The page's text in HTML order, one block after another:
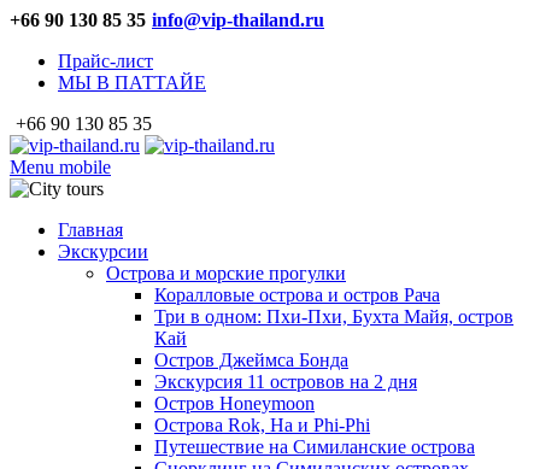
+66 90 130 85 35 info@vip-thailand.ru
Прайс-лист
МЫ В ПАТТАЙЕ
+66 90 130 85 35
Menu mobile
Главная
Экскурсии
Острова и морские прогулки
Коралловые острова и остров Рача
Три в одном: Пхи-Пхи, Бухта Майя, остров
Кай
Остров Джеймса Бонда
Экскурсия 11 островов на 2 дня
Остров Honeymoon
Острова Rok, Ha и Phi-Phi
Путешествие на Симиланские острова